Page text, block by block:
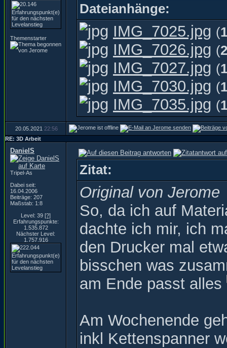
Themenstarter
Dateianhänge:
IMG_7025.jpg (
IMG_7026.jpg (
IMG_7027.jpg (
IMG_7030.jpg (
IMG_7035.jpg (
20.05.2021 22:56
RE: 3D Arbeit
DanielS
Tripel-As
Dabei seit:
16.04.2006
Beiträge: 207
Maßstab: 1:8
Level: 39 [?]
Erfahrungspunkte:
1.535.872
Nächster Level:
1.757.916
Zitat:
Original von Jerome
So, da ich auf
dachte ich mir, ich
den Drucker mal
bisschen was
am Ende passt alles
Am Wochenende
inkl Kettenspanner